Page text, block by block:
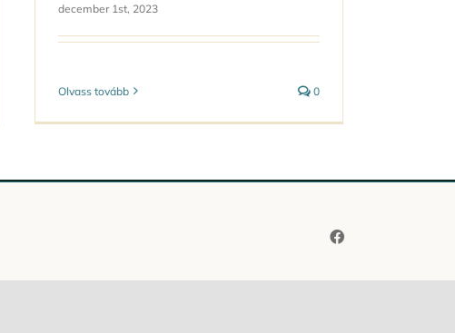
december 1st, 2023
Olvass tovább 0
Facebook